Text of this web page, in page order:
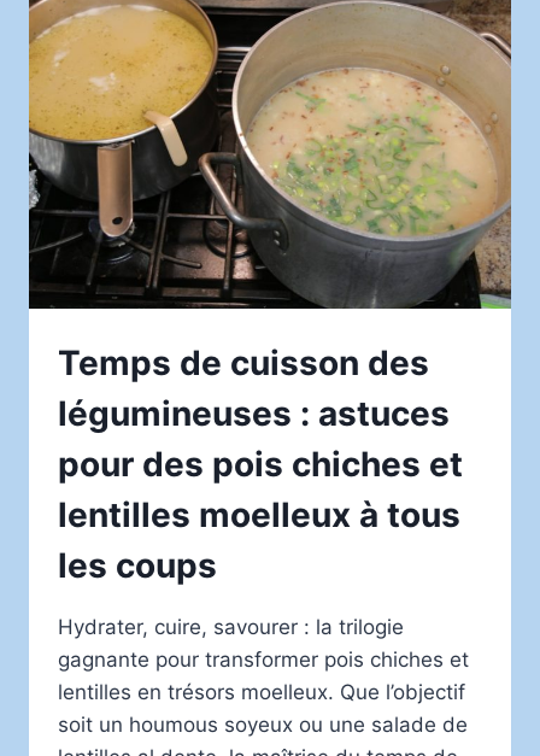
Temps de cuisson des
légumineuses : astuces
pour des pois chiches et
lentilles moelleux à tous
les coups
Hydrater, cuire, savourer : la trilogie
gagnante pour transformer pois chiches et
lentilles en trésors moelleux. Que l’objectif
soit un houmous soyeux ou une salade de